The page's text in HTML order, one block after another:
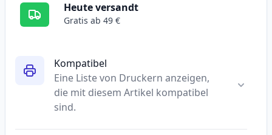
Kompatibel
Eine Liste von Druckern anzeigen,
die mit diesem Artikel kompatibel
sind.
Heute versandt
Gratis ab 49 €